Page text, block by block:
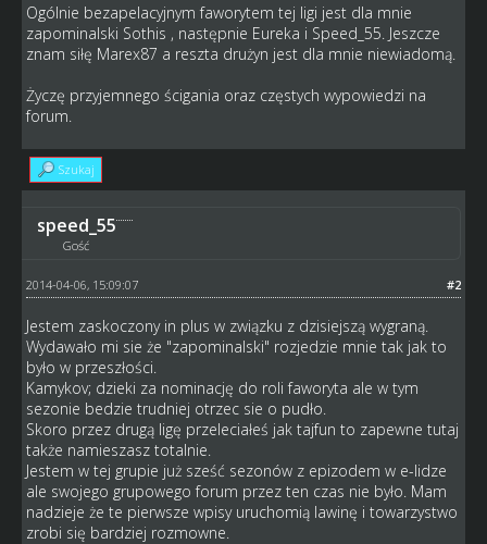
Ogólnie bezapelacyjnym faworytem tej ligi jest dla mnie
zapominalski Sothis , następnie Eureka i Speed_55. Jeszcze
znam siłę Marex87 a reszta drużyn jest dla mnie niewiadomą.
Życzę przyjemnego ścigania oraz częstych wypowiedzi na
forum.
Szukaj
speed_55
Gość
#2
2014-04-06, 15:09:07
Jestem zaskoczony in plus w związku z dzisiejszą wygraną.
Wydawało mi sie że "zapominalski" rozjedzie mnie tak jak to
było w przeszłości.
Kamykov; dzieki za nominację do roli faworyta ale w tym
sezonie bedzie trudniej otrzec sie o pudło.
Skoro przez drugą ligę przeleciałeś jak tajfun to zapewne tutaj
także namieszasz totalnie.
Jestem w tej grupie już sześć sezonów z epizodem w e-lidze
ale swojego grupowego forum przez ten czas nie było. Mam
nadzieje że te pierwsze wpisy uruchomią lawinę i towarzystwo
zrobi się bardziej rozmowne.